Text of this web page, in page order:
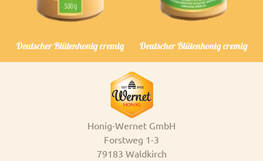
Deutscher Blütenhonig cremig Deutscher Blütenhonig cremig
Honig-Wernet GmbH
Forstweg 1-3
79183 Waldkirch